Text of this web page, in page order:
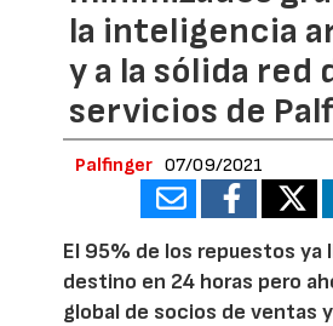
la inteligencia
y a la sólida red
servicios de
Palfinger 07/09/2021
El 95% de los repuestos ya
destino en 24 horas pero
global de socios de ventas